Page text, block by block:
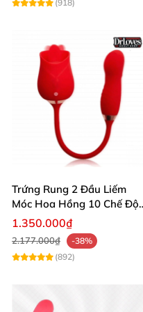
mà, dễ chịu khi dùng
(918)
Trứng Rung 2 Đầu Liếm
Móc Hoa Hồng 10 Chế Độ
Cao Cấp
1.350.000₫
2.177.000₫
-38%
(892)